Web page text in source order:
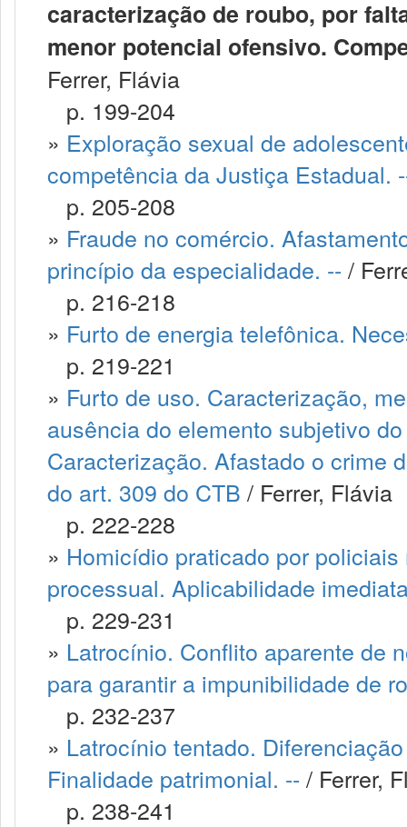
caracterização de roubo, por
menor potencial ofensivo.
Ferrer, Flávia
p. 199-204
» Exploração sexual de
competência da Justiça Estadual.
p. 205-208
» Fraude no comércio.
princípio da especialidade. -- /
p. 216-218
» Furto de energia telefônica.
p. 219-221
» Furto de uso. Caracterização,
ausência do elemento subjetivo
Caracterização. Afastado o crime
do art. 309 do CTB / Ferrer, Flávia
p. 222-228
» Homicídio praticado por
processual. Aplicabilidade
p. 229-231
» Latrocínio. Conflito aparente de
para garantir a impunibilidade de
p. 232-237
» Latrocínio tentado.
Finalidade patrimonial. -- / Ferrer,
p. 238-241